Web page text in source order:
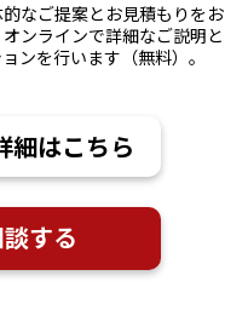
なご提案とお見積もりをお
ンラインで詳細なご説明と
ンを行います（無料）。
細はこちら
する